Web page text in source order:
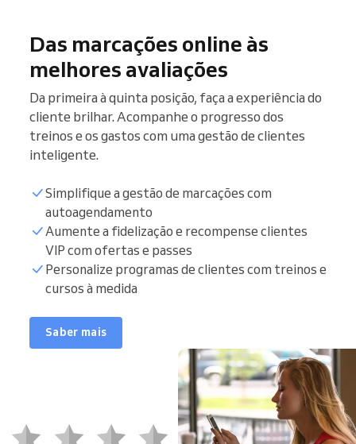
Das marcações online às
melhores avaliações
Da primeira à quinta posição, faça a experiência do
cliente brilhar. Acompanhe o progresso dos
treinos e os gastos com uma gestão de clientes
inteligente.
Simplifique a gestão de marcações com
autoagendamento
Aumente a fidelização e recompense clientes
VIP com ofertas e passes
Personalize programas de clientes com treinos e
cursos à medida
Saber mais